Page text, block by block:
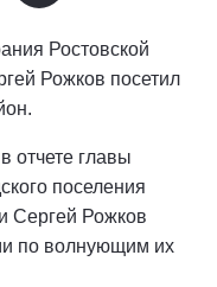
Ростовской
Рожков посетил
отчете главы
поселения
Сергей Рожков
по волнующим их